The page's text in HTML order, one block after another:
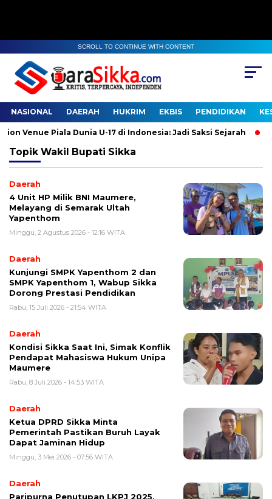
SCROLL TO CONTINUE WITH CONTENT
NASIONAL DAERAH HUKRIM EKBIS PENDIDIKAN
Piala Dunia U-17 di Indonesia: Jadi Saksi Sejarah
Topik Wakil Bupati Sikka
Daerah
4 Unit HP Milik BNI Maumere,
Melayang di Semarak Ultah
Yapenthom
Minggu, 2 Agustus 2026 - 12:16 WITA
Daerah
Kunjungi SMPK Yapenthom 2 dan
SMPK Yapenthom 1, Wabup Sikka
Dorong Prestasi Pendidikan
Rabu, 15 Juli 2026 - 21:54 WITA
Daerah
Kondisi Sikka Saat Ini, Simak Konflik
Pendapat Mahasiswa Hukum Unipa
Maumere
Rabu, 8 Juli 2026 - 14:53 WITA
Daerah
Ketua DPRD Sikka Minta
Pemerintah Pastikan Buruh Layak
Dapat Jaminan Hidup
Minggu, 3 Mei 2026 - 07:56 WITA
Daerah
Paripurna Penutupan LKPJ 2025,